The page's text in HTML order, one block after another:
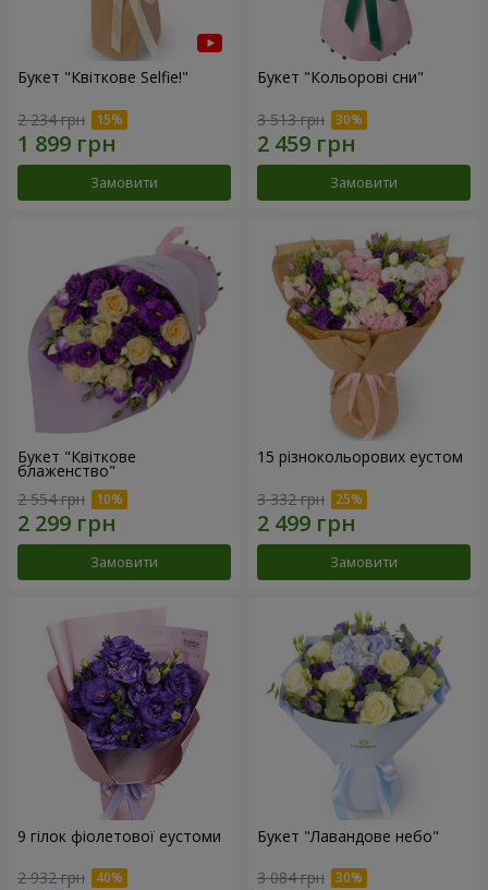
Букет "Квіткове Selfie!"
2 234 грн
Замовити
Букет "Кольорові сни"
3 513 грн
Замовити
Букет "Квіткове
блаженство"
2 554 грн
Замовити
15 різнокольорових еустом
3 332 грн
Замовити
9 гілок фіолетової еустоми
2 932 грн
Букет "Лавандове небо"
3 084 грн